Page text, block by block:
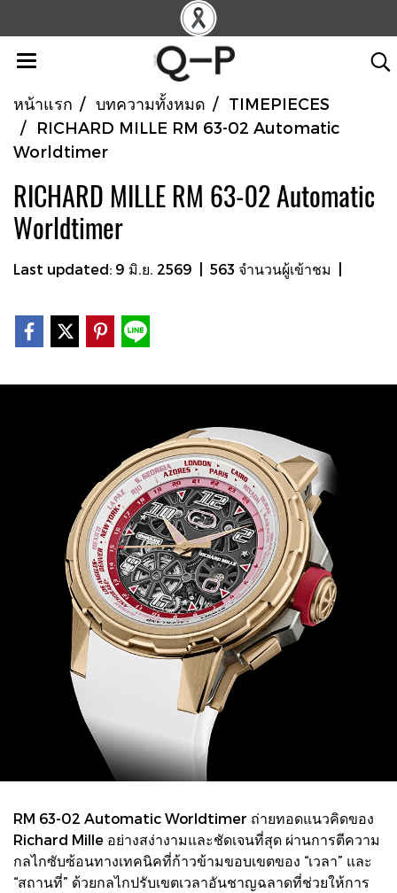
หน้าแรก บทความทั้งหมด
TIMEPIECES
RICHARD MILLE RM 63-02 Automatic
Worldtimer
RICHARD MILLE RM 63-02 Automatic
Worldtimer
Last updated: 9 มิ.ย. 2569 563 จำนวนผู้เข้าชม
RM 63-02 Automatic Worldtimer ถ่ายทอดแนวคิดของ
Richard Mille อย่างสง่างามและชัดเจนที่สุด ผ่านการตีความ
กลไกซับซ้อนทางเทคนิคที่ก้าวข้ามขอบเขตของ “เวลา” และ
“สถานที่” ด้วยกลไกปรับเขตเวลาอันชาญฉลาดที่ช่วยให้การ